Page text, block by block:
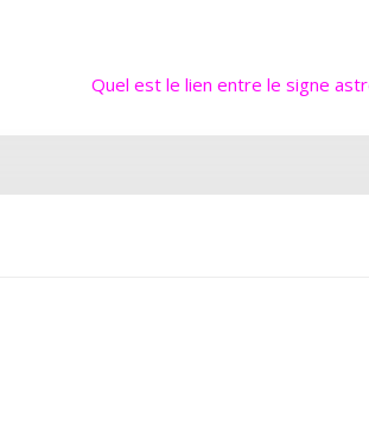
Quel est le lien entre le signe